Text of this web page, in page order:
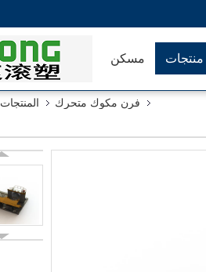
مسكن منتجات
المنتجات فرن مكوك متحرك